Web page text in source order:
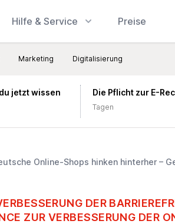
Hilfe & Service Preise
Marketing Digitalisierung
jetzt wissen
Die Pflicht zur E-
Tagen
Online-Shops hinken hinterher –
DER
ZUR VERBESSERUNG DER